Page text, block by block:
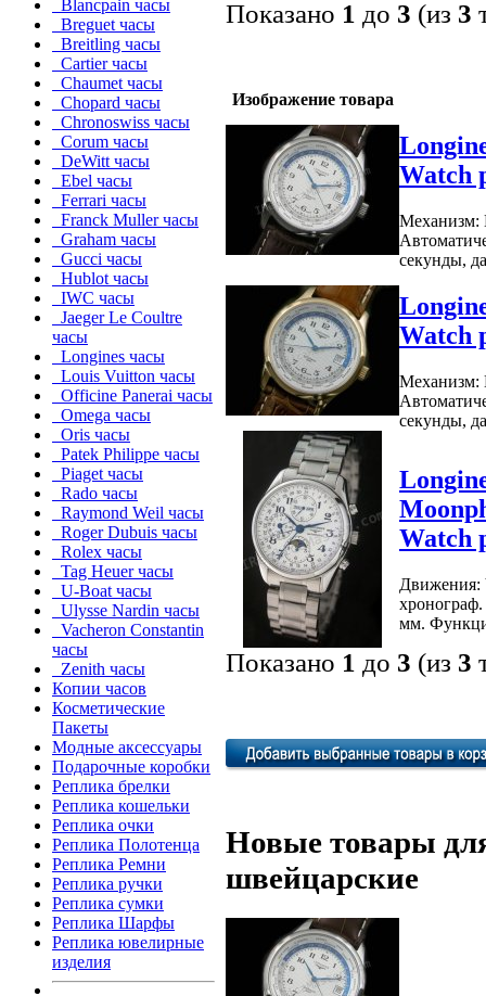
Blancpain часы
Breguet часы
Breitling часы
Cartier часы
Chaumet часы
Chopard часы
Chronoswiss часы
Corum часы
DeWitt часы
Ebel часы
Ferrari часы
Franck Muller часы
Graham часы
Gucci часы
Hublot часы
IWC часы
Jaeger Le Coultre
часы
Longines часы
Louis Vuitton часы
Officine Panerai часы
Omega часы
Oris часы
Patek Philippe часы
Piaget часы
Rado часы
Raymond Weil часы
Roger Dubuis часы
Rolex часы
Tag Heuer часы
U-Boat часы
Ulysse Nardin часы
Vacheron Constantin
часы
Zenith часы
Копии часов
Косметические
Пакеты
Модные аксессуары
Подарочные коробки
Реплика брелки
Реплика кошельки
Реплика очки
Реплика Полотенца
Реплика Ремни
Реплика ручки
Реплика сумки
Реплика Шарфы
Реплика ювелирные
изделия
Показано 1 до 3 (из 3
Изображение товара
Watch
Механизм:
секунды,
Watch
Механизм:
секунды,
Watch
Движения:
мм.
Показано 1 до 3 (из 3
Новые товары
швейцарские